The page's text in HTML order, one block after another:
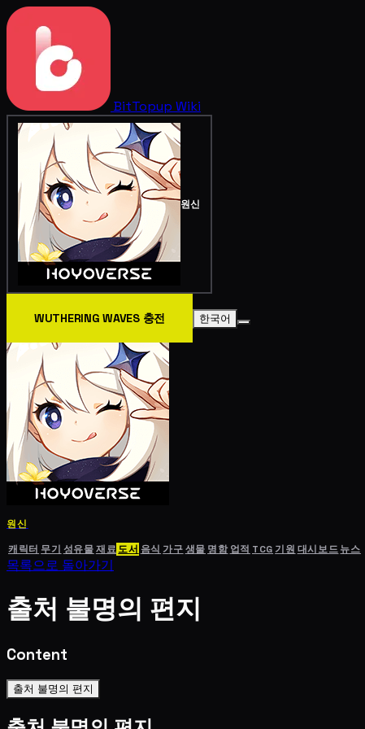
BitTopup Wiki
원신
WUTHERING WAVES 충전 한국어
원신
캐릭터 무기 성유물재료도서 음식 가구생물 명함 업적 TCG기원 대시보드뉴스
목록으로 돌아가기
출처 불명의 편지
Content
출처 불명의 편지